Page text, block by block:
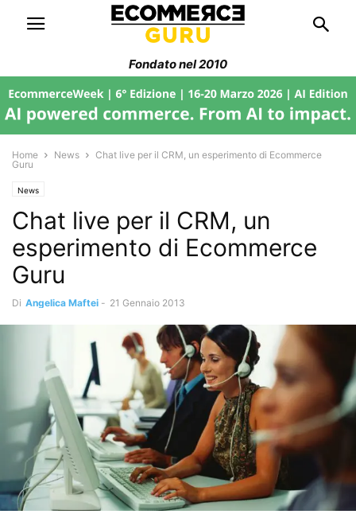
Fondato nel 2010
Home News
Chat live per il CRM, un esperimento di Ecommerce
Guru
News
Chat live per il CRM, un
esperimento di Ecommerce
Guru
Di Angelica Maftei - 21 Gennaio 2013